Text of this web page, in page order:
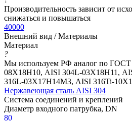
Производительность зависит от
снижаться и повышаться
40000
Внешний вид / Материалы
Материал
?
Мы используем РФ аналог по ГОСТ
08Х18Н10, AISI 304L-03Х18Н11,
316L-03Х17Н14М3, AISI 316Ti-
Нержавеющая сталь AISI 304
Система соединений и креплений
Диаметр входного патрубка, DN
80